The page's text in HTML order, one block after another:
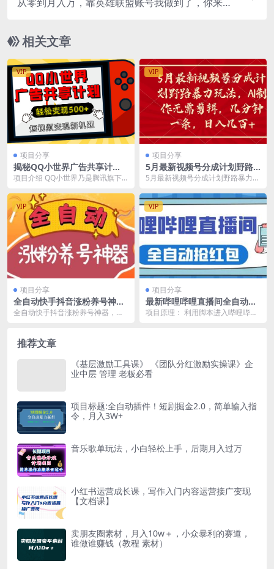
相关文章
VIP
项目分享
揭秘QQ小世界广告共享计
划：轻松变现500+，短视频变
项目介绍 QQ小世界乃是腾讯旗下
基础，逐渐发展成...
VIP
项目分享
5月最新视频号分成计划野路
暴力玩法，ai制作，无需剪
5月最新视频号分成计划野路暴力玩
条，小白简单上手...
VIP
项目分享
全自动快手抖音涨粉养号神
器，多种推广方法挑战日入四
全自动快手抖音涨粉养号神器，多
VIP
项目分享
最新哔哩哔哩直播间全自动抢
红包挂机项目，单号5-10 【脚
项目原理： 利用脚本进入哔哩哔哩
推荐文章
《基层激励工具课》 《团队分红激励实操课》企
业中层 管理 老板必看
项目标题:全自动插件！短剧掘金2.0，简单输入指
令，月入3W+
音乐歌单玩法，小白轻松上手，后期月入过万
小红书运营成长课，写作入门内容运营接广变现
【文档课】
卖朋友圈素材，月入10w＋，小众暴利的赛道，
谁做谁赚钱（教程 素材）